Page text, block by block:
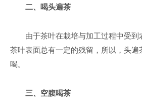
二、喝头遍茶
由于茶叶在栽培与加工过程中受到
茶叶表面总有一定的残留，所以，头遍
喝。
三、空腹喝茶